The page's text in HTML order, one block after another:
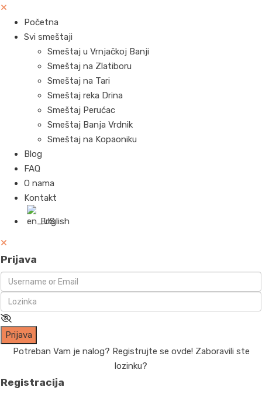
Početna
Svi smeštaji
Smeštaj u Vrnjačkoj Banji
Smeštaj na Zlatiboru
Smeštaj na Tari
Smeštaj reka Drina
Smeštaj Perućac
Smeštaj Banja Vrdnik
Smeštaj na Kopaoniku
Blog
FAQ
O nama
Kontakt
English
Prijava
Prijava
Potreban Vam je nalog? Registrujte se ovde! Zaboravili ste
lozinku?
Registracija